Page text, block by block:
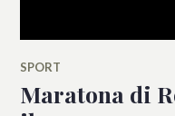
SPORT
Maratona di